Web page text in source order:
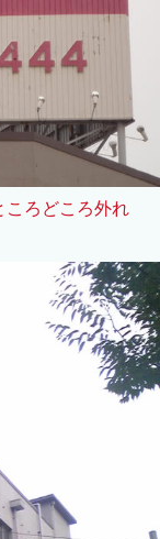
ころどころ外れ